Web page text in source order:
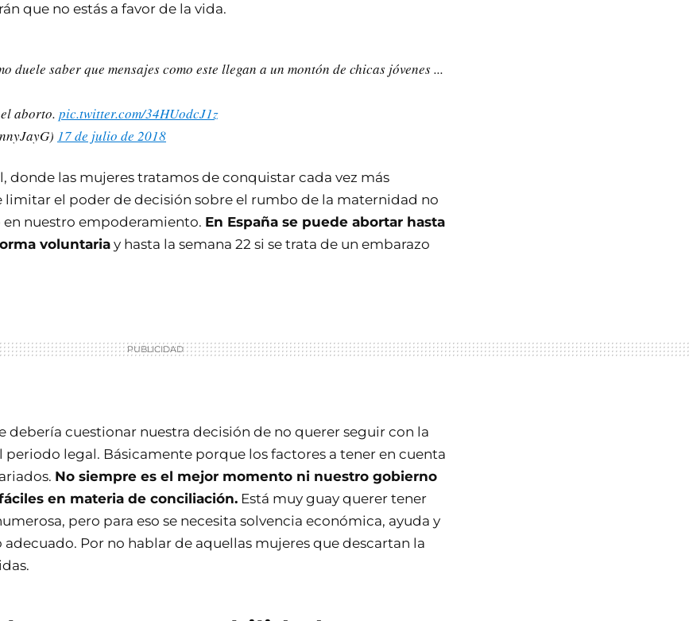
que no estás a favor de la vida.
duele saber que mensajes como este llegan a un montón de chicas jóvenes ...
aborto. pic.twitter.com/34HUodcJ1z
17 de julio de 2018
donde las mujeres tratamos de conquistar cada vez más
limitar el poder de decisión sobre el rumbo de la maternidad no
en nuestro empoderamiento. En España se puede abortar hasta
voluntaria y hasta la semana 22 si se trata de un embarazo
debería cuestionar nuestra decisión de no querer seguir con la
legal. Básicamente porque los factores a tener en cuenta
No siempre es el mejor momento ni nuestro gobierno
en materia de conciliación. Está muy guay querer tener
pero para eso se necesita solvencia económica, ayuda y
Por no hablar de aquellas mujeres que descartan la